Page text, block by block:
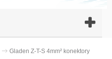
Gladen Z-T-S 4mm² konektory